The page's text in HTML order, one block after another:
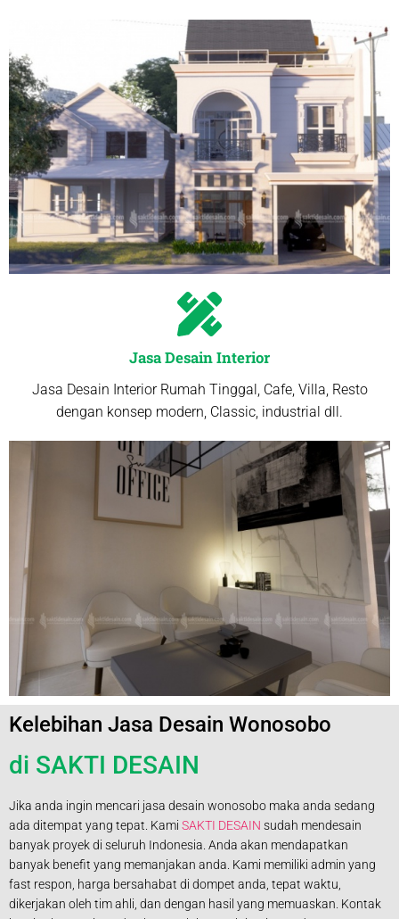
Jasa Desain Interior
Jasa Desain Interior Rumah Tinggal, Cafe, Villa, Resto
dengan konsep modern, Classic, industrial dll.
Kelebihan Jasa Desain Wonosobo
di SAKTI DESAIN
Jika anda ingin mencari jasa desain wonosobo maka anda sedang
ada ditempat yang tepat. Kami SAKTI DESAIN sudah mendesain
banyak proyek di seluruh Indonesia. Anda akan mendapatkan
banyak benefit yang memanjakan anda. Kami memiliki admin yang
fast respon, harga bersahabat di dompet anda, tepat waktu,
dikerjakan oleh tim ahli, dan dengan hasil yang memuaskan. Kontak